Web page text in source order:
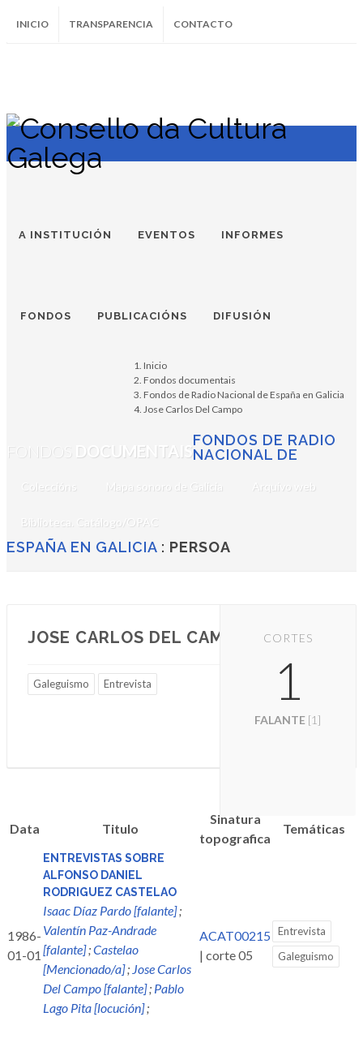
INICIO TRANSPARENCIA CONTACTO
InstagramFacebookTwitter Soundcloud
Youtube
A INSTITUCIÓN EVENTOS INFORMES
FONDOS PUBLICACIÓNS DIFUSIÓN
FONDOS DOCUMENTAIS
Coleccións Mapa sonoro de Galicia Arquivo web
Biblioteca. Catálogo/OPAC
FONDOS DE RADIO
NACIONAL DE
ESPAÑA EN GALICIA : PERSOA
Inicio
Fondos documentais
Fondos de Radio Nacional de España en Galicia
Jose Carlos Del Campo
JOSE CARLOS DEL CAMPO
Galeguismo Entrevista
CORTES
1
FALANTE [1]
Data Titulo
Sinatura
topografica
Temáticas
1986-
01-01
ENTREVISTAS SOBRE
ALFONSO DANIEL
RODRIGUEZ CASTELAO
Isaac Díaz Pardo [falante];
Valentín Paz-Andrade
[falante];Castelao
[Mencionado/a]; Jose Carlos
Del Campo [falante]; Pablo
Lago Pita [locución];
ACAT00215
| corte 05
Entrevista
Galeguismo